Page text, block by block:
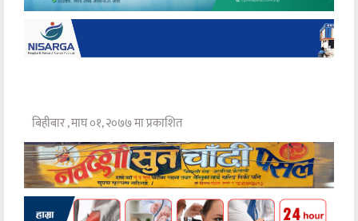
बिहीबार , माघ ०१, २०७७ मा प्रकाशित